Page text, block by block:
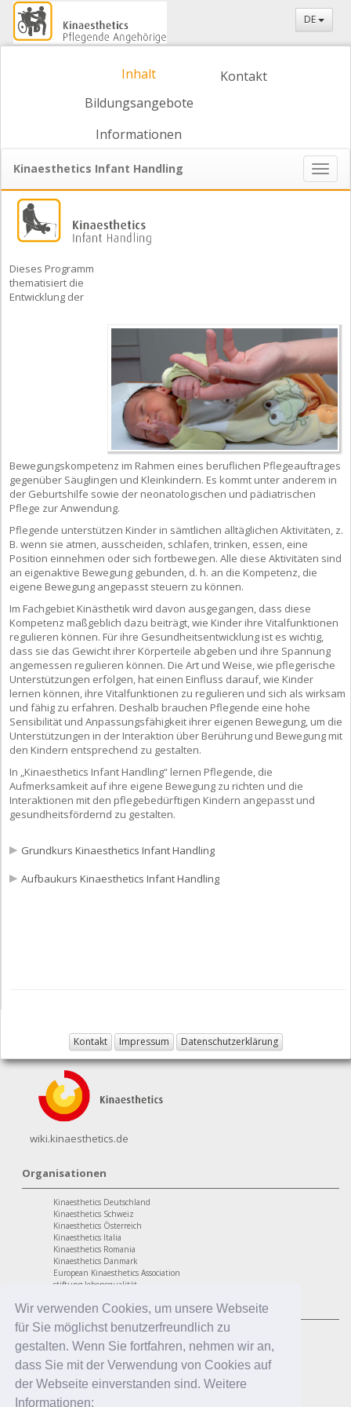
Wir verwenden Cookies, um unsere Webseite
für Sie möglichst benutzerfreundlich zu
gestalten. Wenn Sie fortfahren, nehmen wir an,
dass Sie mit der Verwendung von Cookies auf
der Webseite einverstanden sind. Weitere
Informationen:
DE
Inhalt
Bildungsangebote
Informationen
Kontakt
Kinaesthetics Infant Handling
ein-/
Dieses Programm
thematisiert die
Entwicklung der
Bewegungskompetenz im Rahmen eines beruflichen Pflegeauftrages
gegenüber Säuglingen und Kleinkindern. Es kommt unter anderem in
der Geburtshilfe sowie der neonatologischen und pädiatrischen
Pflege zur Anwendung.
Pflegende unterstützen Kinder in sämtlichen alltäglichen Aktivitäten, z.
B. wenn sie atmen, ausscheiden, schlafen, trinken, essen, eine
Position einnehmen oder sich fortbewegen. Alle diese Aktivitäten sind
an eigenaktive Bewegung gebunden, d. h. an die Kompetenz, die
eigene Bewegung angepasst steuern zu können.
Im Fachgebiet Kinästhetik wird davon ausgegangen, dass diese
Kompetenz maßgeblich dazu beiträgt, wie Kinder ihre Vitalfunktionen
regulieren können. Für ihre Gesundheitsentwicklung ist es wichtig,
dass sie das Gewicht ihrer Körperteile abgeben und ihre Spannung
angemessen regulieren können. Die Art und Weise, wie pflegerische
Unterstützungen erfolgen, hat einen Einfluss darauf, wie Kinder
lernen können, ihre Vitalfunktionen zu regulieren und sich als wirksam
und fähig zu erfahren. Deshalb brauchen Pflegende eine hohe
Sensibilität und Anpassungsfähigkeit ihrer eigenen Bewegung, um die
Unterstützungen in der Interaktion über Berührung und Bewegung mit
den Kindern entsprechend zu gestalten.
In „Kinaesthetics Infant Handling“ lernen Pflegende, die
Aufmerksamkeit auf ihre eigene Bewegung zu richten und die
Interaktionen mit den pflegebedürftigen Kindern angepasst und
gesundheitsfördernd zu gestalten.
Grundkurs Kinaesthetics Infant Handling
Aufbaukurs Kinaesthetics Infant Handling
Kontakt Impressum Datenschutzerklärung
wiki.kinaesthetics.de
Organisationen
Kinaesthetics Deutschland
Kinaesthetics Schweiz
Kinaesthetics Österreich
Kinaesthetics Italia
Kinaesthetics Romania
Kinaesthetics Danmark
European Kinaesthetics Association
stiftung lebensqualität
Programme
personaler Bereich
Kinaesthetics Lebensqualität im Alter
Kinaesthetics Kreatives Lernen
professionaler Bereich
Kinaesthetics in der Pflege
Kinaesthetics Pflegende Angehörige